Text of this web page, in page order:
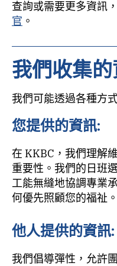
查詢或需要更多資訊
官 。
我們收集
我們可能透過各種方
您提供的資訊:
在 KKBC，我們理解
重要性。我們的日班
工能無縫地協調專業
何優先照顧您的福祉。
他人提供的資訊:
我們倡導彈性，允許